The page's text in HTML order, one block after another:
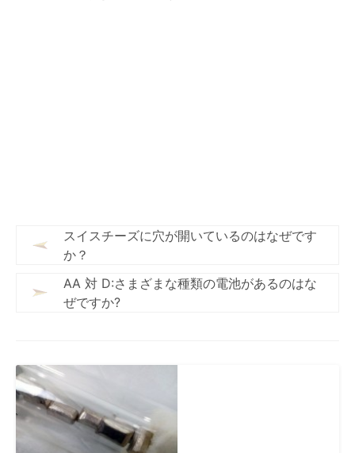
スイスチーズに穴が開いているのはなぜです
か？
AA 対 D:さまざまな種類の電池があるのはな
ぜですか?